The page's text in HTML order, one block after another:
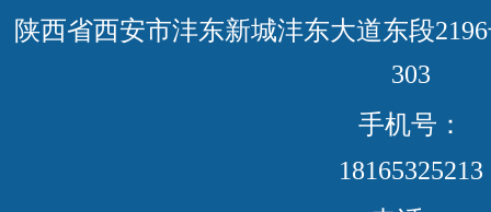
陕西省西安市沣东新城沣东大道东段
303
手机号：
18165325213